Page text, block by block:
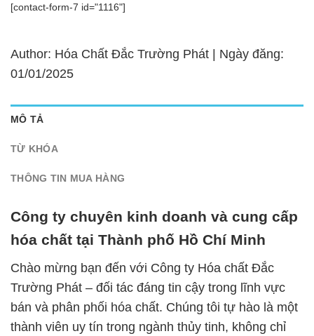
[contact-form-7 id="1116"]
Author: Hóa Chất Đắc Trường Phát | Ngày đăng:
01/01/2025
MÔ TẢ
TỪ KHÓA
THÔNG TIN MUA HÀNG
Công ty chuyên kinh doanh và cung cấp
hóa chất tại Thành phố Hồ Chí Minh
Chào mừng bạn đến với Công ty Hóa chất Đắc
Trường Phát – đối tác đáng tin cậy trong lĩnh vực
bán và phân phối hóa chất. Chúng tôi tự hào là một
thành viên uy tín trong ngành thủy tinh, không chỉ